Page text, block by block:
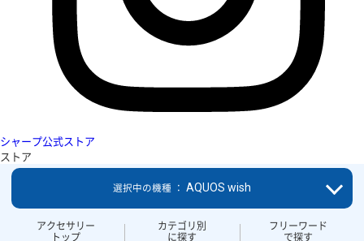
シャープ公式ストア
ストア
アクセサリー
トップ
カテゴリ別
に探す
フリーワード
で探す
選択中の機種 ： AQUOS wish